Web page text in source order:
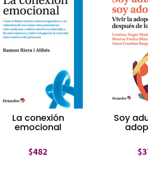
La conexión
emocional
$482
Soy
$